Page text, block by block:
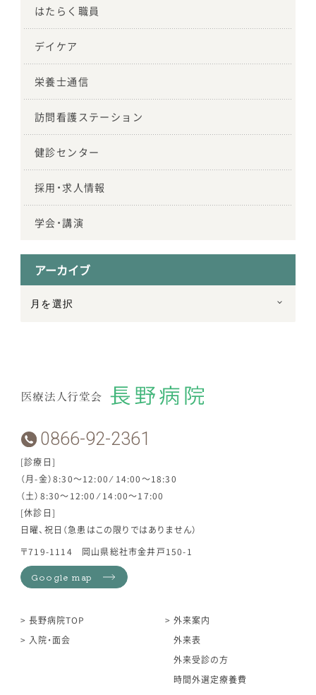
はたらく職員
デイケア
栄養士通信
訪問看護ステーション
健診センター
採用・求人情報
学会・講演
アーカイブ
0866-92-2361
[診療日]
（月-金）8:30～12:00 ⁄ 14:00～18:30
（土）8:30～12:00 ⁄ 14:00～17:00
[休診日]
日曜、祝日（急患はこの限りではありません）
〒719-1114 岡山県総社市金井戸150-1
Google map
長野病院TOP
入院・面会
外来案内
外来表
外来受診の方
時間外選定療養費